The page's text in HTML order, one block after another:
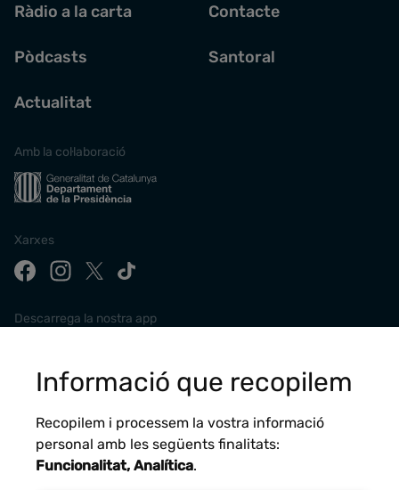
Ràdio a la carta
Pòdcasts
Actualitat
Contacte
Santoral
Amb la col·laboració
Xarxes
Descarrega la nostra app
Informació que recopilem
Recopilem i processem la vostra informació
personal amb les següents finalitats:
Funcionalitat, Analítica.